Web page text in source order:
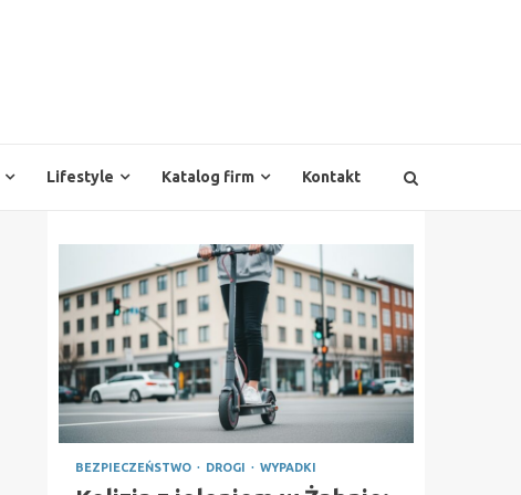
Lifestyle Katalog firm Kontakt
BEZPIECZEŃSTWO DROGI WYPADKI